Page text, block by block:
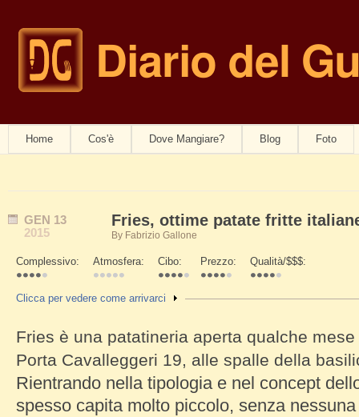
Diario del
navwom
Home Cos'è Dove Mangiare? Blog Foto
GEN 13
2015
Fries, ottime patate fritte
By Fabrizio Gallone
Schede Verticali
Complessivo: Atmosfera: Cibo: Prezzo: Qualità/$$$:
Mostra
Clicca per vedere come arrivarci
Fries è una patatineria aperta qualche
Porta Cavalleggeri 19, alle spalle della
Rientrando nella tipologia e nel concept
spesso capita molto piccolo, senza